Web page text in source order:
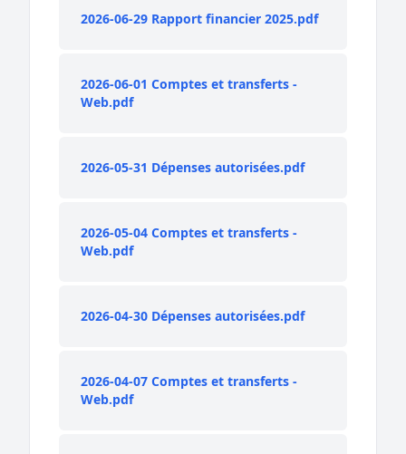
2026-06-29 Rapport financier 2025.pdf
2026-06-01 Comptes et transferts -
Web.pdf
2026-05-31 Dépenses autorisées.pdf
2026-05-04 Comptes et transferts -
Web.pdf
2026-04-30 Dépenses autorisées.pdf
2026-04-07 Comptes et transferts -
Web.pdf